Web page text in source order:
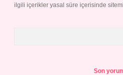
ilgili içerikler yasal süre içerisinde
Son